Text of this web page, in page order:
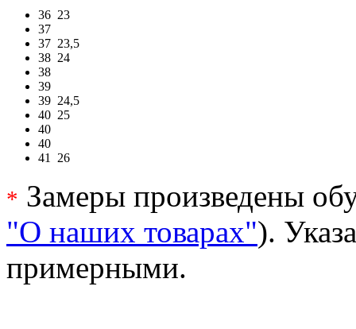
36 23
37
37 23,5
38 24
38
39
39 24,5
40 25
40
40
41
26
* Замеры произведены
"О наших товарах").
примерными.